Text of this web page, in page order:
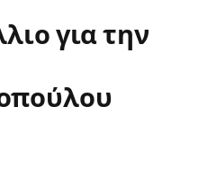
για την